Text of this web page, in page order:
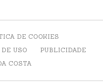
DE COOKIES
USO
PUBLICIDADE
COSTA